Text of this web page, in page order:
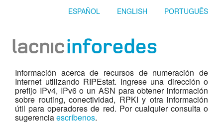
ESPAÑOL ENGLISH PORTUGUÊS
Información acerca de recursos de numeración de
Internet utilizando RIPEstat. Ingrese una dirección o
prefijo IPv4, IPv6 o un ASN para obtener información
sobre routing, conectividad, RPKI y otra información
útil para operadores de red. Por cualquier consulta o
sugerenciaescríbenos.